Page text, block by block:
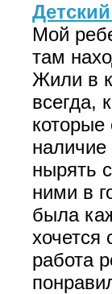
Мой
там
Жили в
всегда,
которые
наличие
нырять
ними в
была
хочется
работа